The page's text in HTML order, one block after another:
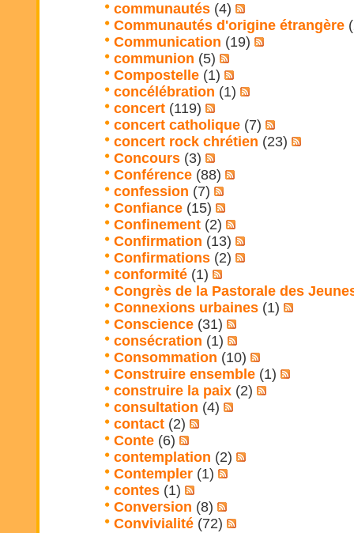
communautés (4)
Communautés d'origine étrangère
Communication (19)
communion (5)
Compostelle (1)
concélébration (1)
concert (119)
concert catholique (7)
concert rock chrétien (23)
Concours (3)
Conférence (88)
confession (7)
Confiance (15)
Confinement (2)
Confirmation (13)
Confirmations (2)
conformité (1)
Congrès de la Pastorale des
Connexions urbaines (1)
Conscience (31)
consécration (1)
Consommation (10)
Construire ensemble (1)
construire la paix (2)
consultation (4)
contact (2)
Conte (6)
contemplation (2)
Contempler (1)
contes (1)
Conversion (8)
Convivialité (72)